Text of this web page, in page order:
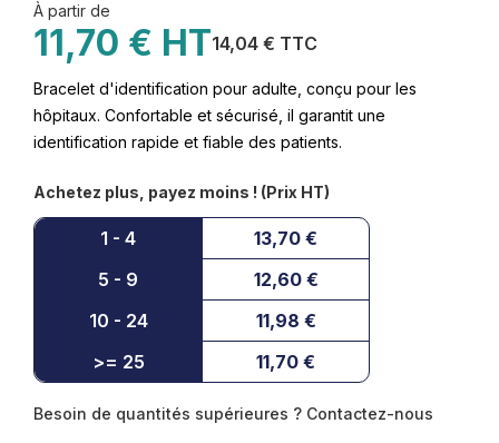
À partir de
11,70 € HT14,04 € TTC
Bracelet d'identification pour adulte, conçu pour les
hôpitaux. Confortable et sécurisé, il garantit une
identification rapide et fiable des patients.
Achetez plus, payez moins ! (Prix HT)
1 - 4
13,70 €
5 - 9
12,60 €
10 - 24
11,98 €
>= 25
11,70 €
Besoin de quantités supérieures ? Contactez-nous